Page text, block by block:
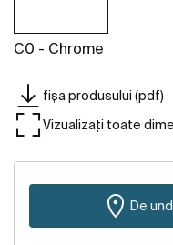
C0 - Chrome
fișa produsului (pdf)
Vizualizați toate
De